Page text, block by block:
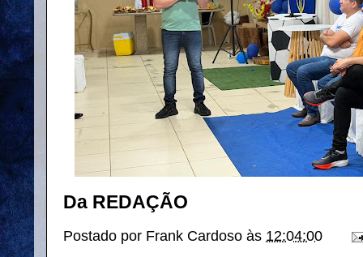
Da REDAÇÃO
Postado por Frank Cardoso às 12:04:00